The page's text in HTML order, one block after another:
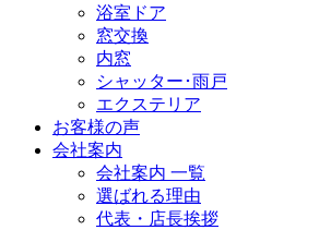
浴室ドア
窓交換
内窓
シャッター･雨戸
エクステリア
お客様の声
会社案内
会社案内 一覧
選ばれる理由
代表・店長挨拶